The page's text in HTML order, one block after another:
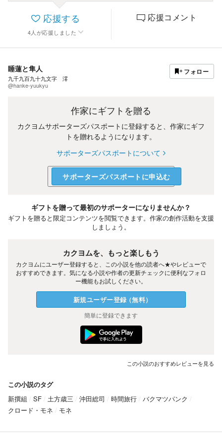
応援する
4 人 が応援しました
応援コメント
睡蓮と隼人
九千九百九十九文字 澪
@hanke-yuukyu
フォロー
作家にギフトを贈る
カクヨムサポーターズパスポートに登録すると、作家にギフ
トを贈れるようになります。
サポーターズパスポートについて
サポーターズパスポートに申込む
ギフトを贈って最初のサポーターになりませんか？
ギフトを贈ると限定コンテンツを閲覧できます。作家の創作活動を支援
しましょう。
カクヨムを、もっと楽しもう
カクヨムにユーザー登録すると、この小説を他の読者へ★やレビューで
おすすめできます。気になる小説や作者の更新チェックに便利なフォロ
ー機能もお試しください。
新規ユーザー登録（無料）
簡単に登録できます
この小説のおすすめレビューを見る
この小説のタグ
新撰組
SF 土方歳三 沖田総司 時間旅行
バクマツパンク
クロード・モネ
モネ